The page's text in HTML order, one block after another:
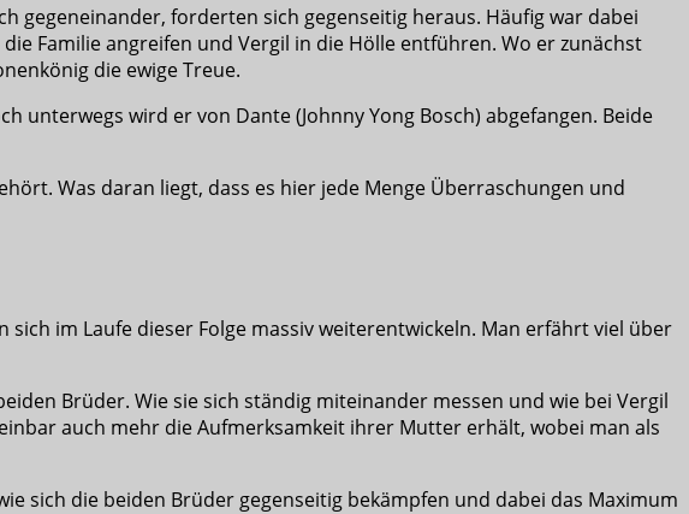
gegeneinander, forderten sich gegenseitig heraus. Häufig war dabei
Familie angreifen und Vergil in die Hölle entführen. Wo er zunächst
die ewige Treue.
unterwegs wird er von Dante (Johnny Yong Bosch) abgefangen. Beide
Was daran liegt, dass es hier jede Menge Überraschungen und
im Laufe dieser Folge massiv weiterentwickeln. Man erfährt viel über
Brüder. Wie sie sich ständig miteinander messen und wie bei Vergil
auch mehr die Aufmerksamkeit ihrer Mutter erhält, wobei man als
sich die beiden Brüder gegenseitig bekämpfen und dabei das Maximum